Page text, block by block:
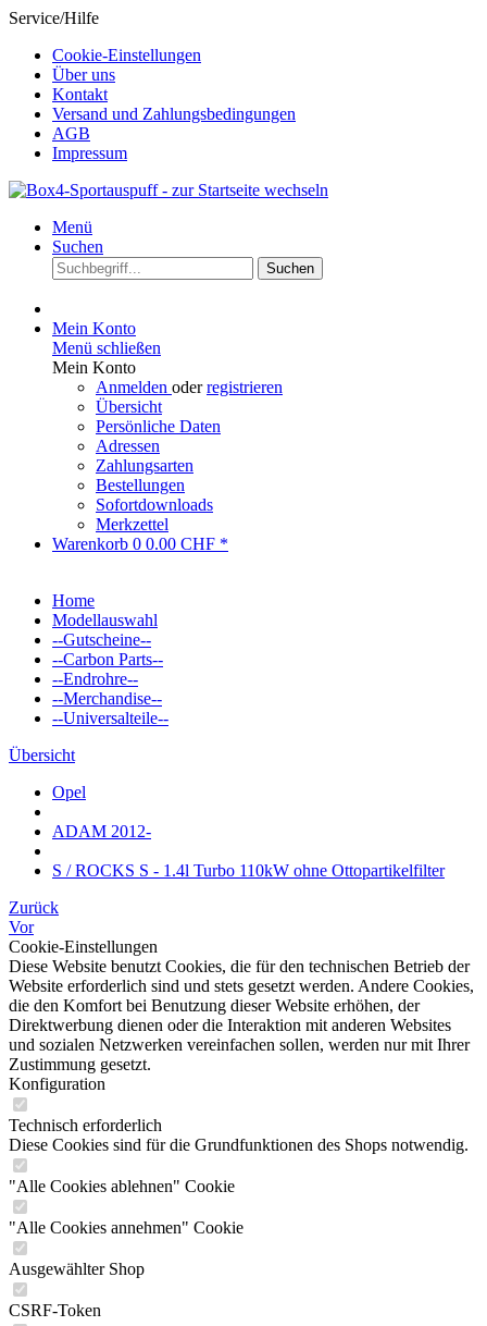
Service/Hilfe
Cookie-Einstellungen
Über uns
Kontakt
Versand und Zahlungsbedingungen
AGB
Impressum
Menü
Suchen
Suchen
Mein Konto
Menü schließen
Mein Konto
Anmelden oderregistrieren
Übersicht
Persönliche Daten
Adressen
Zahlungsarten
Bestellungen
Sofortdownloads
Merkzettel
Warenkorb 0 0.00 CHF *
Home
Modellauswahl
--Gutscheine--
--Carbon Parts--
--Endrohre--
--Merchandise--
--Universalteile--
Übersicht
Opel
ADAM 2012-
S / ROCKS S - 1.4l Turbo 110kW ohne Ottopartikelfilter
Zurück
Vor
Cookie-Einstellungen
Diese Website benutzt Cookies, die für den technischen Betrieb der
Website erforderlich sind und stets gesetzt werden. Andere Cookies,
die den Komfort bei Benutzung dieser Website erhöhen, der
Direktwerbung dienen oder die Interaktion mit anderen Websites
und sozialen Netzwerken vereinfachen sollen, werden nur mit Ihrer
Zustimmung gesetzt.
Konfiguration
Technisch erforderlich
Diese Cookies sind für die Grundfunktionen des Shops notwendig.
"Alle Cookies ablehnen" Cookie
"Alle Cookies annehmen" Cookie
Ausgewählter Shop
CSRF-Token